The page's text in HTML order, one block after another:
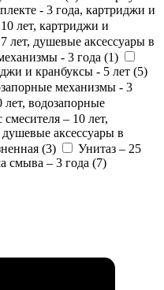
- 3 года, картриджи и
лет, картриджи и
лет, душевые аксессуары в
- 3 года (1)
и кранбуксы - 5 лет (5)
механизмы - 3
лет, водозапорные
– 10 лет,
аксессуары в
(3)
Унитаз – 25
смыва – 3 года (7)